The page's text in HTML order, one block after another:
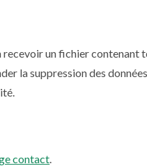
un fichier contenant
la suppression des
contact.